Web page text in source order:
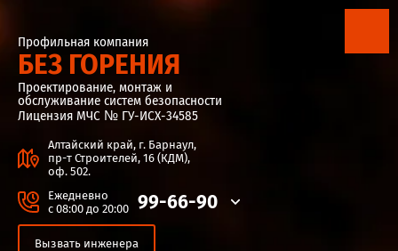
Профильная компания
БЕЗ ГОРЕНИЯ
Проектирование, монтаж и
обслуживание систем безопасности
Лицензия МЧС № ГУ-ИСХ-34585
Алтайский край, г. Барнаул,
пр-т Строителей, 16 (КДМ),
оф. 502.
Ежедневно
с 08:00 до 20:00
99-66-90
Вызвать инженера